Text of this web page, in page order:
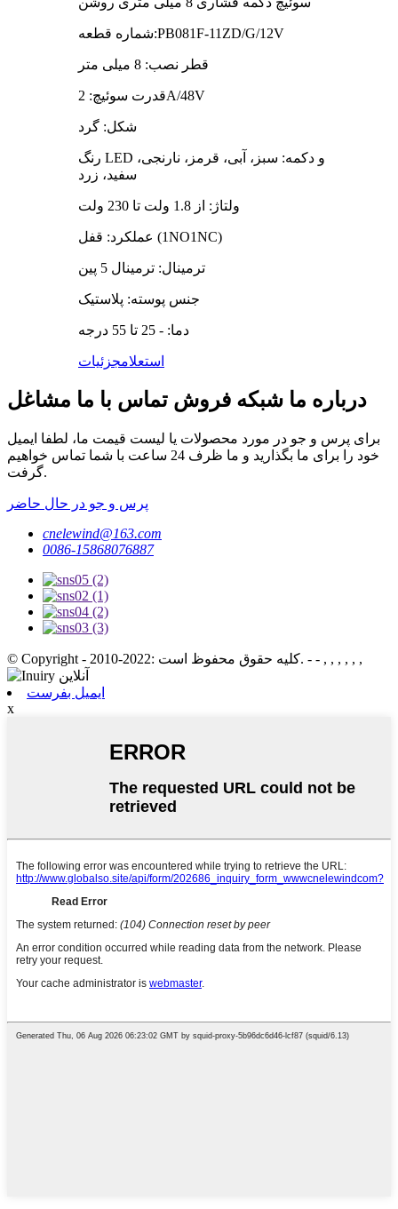
شماره قطعه:PB081F-11ZD/G/12V
قطر نصب: 8 میلی متر
قدرت سوئیچ: 2A/48V
شکل: گرد
رنگ LED و دکمه: سبز، آبی، قرمز، نارنجی،
سفید، زرد
ولتاژ: از 1.8 ولت تا 230 ولت
عملکرد: قفل (1NO1NC)
ترمینال: ترمینال 5 پین
جنس پوسته: پلاستیک
دما: - 25 تا 55 درجه
استعلامجزئیات
درباره ما شبکه فروش تماس با ما مشاغل
برای پرس و جو در مورد محصولات یا لیست قیمت ما، لطفا ایمیل
خود را برای ما بگذارید و ما ظرف 24 ساعت با شما تماس خواهیم
گرفت.
پرس و جو در حال حاضر
cnelewind@163.com
0086-15868076887
© Copyright - 2010-2022: کلیه حقوق محفوظ است. - - , , , , , ,
ایمیل بفرست
x